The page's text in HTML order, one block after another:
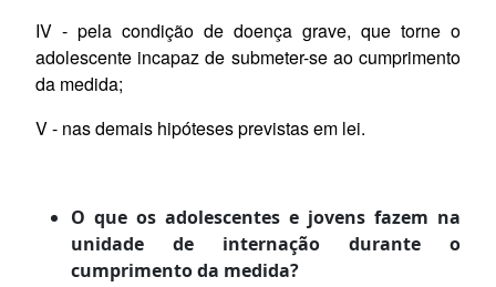
IV - pela condição de doença grave, que torne o
adolescente incapaz de submeter-se ao cumprimento
da medida;
V - nas demais hipóteses previstas em lei.
O que os adolescentes e jovens fazem na
unidade de internação durante o
cumprimento da medida?